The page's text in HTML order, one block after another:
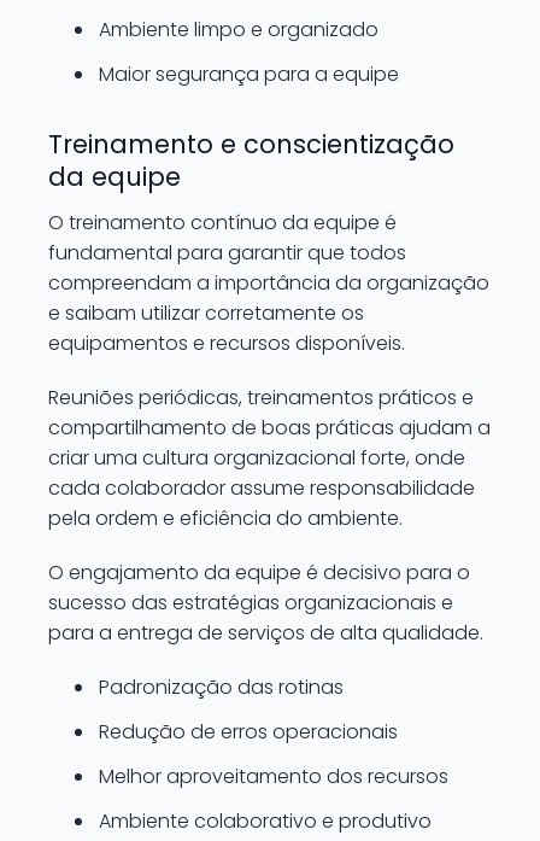
Ambiente limpo e organizado
Maior segurança para a equipe
Treinamento e conscientização
da equipe
O treinamento contínuo da equipe é
fundamental para garantir que todos
compreendam a importância da organização
e saibam utilizar corretamente os
equipamentos e recursos disponíveis.
Reuniões periódicas, treinamentos práticos e
compartilhamento de boas práticas ajudam a
criar uma cultura organizacional forte, onde
cada colaborador assume responsabilidade
pela ordem e eficiência do ambiente.
O engajamento da equipe é decisivo para o
sucesso das estratégias organizacionais e
para a entrega de serviços de alta qualidade.
Padronização das rotinas
Redução de erros operacionais
Melhor aproveitamento dos recursos
Ambiente colaborativo e produtivo